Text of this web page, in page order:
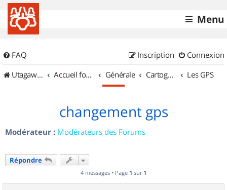
Menu
FAQ Connexion
Inscription
UtagawaVTT (Randos VTT et VTTAE avec traces GPS)
Accueil forum Générale Cartographie et GPS Les GPS
changement gps
Modérateur : Modérateurs des Forums
Répondre
4 messages • Page 1 sur 1